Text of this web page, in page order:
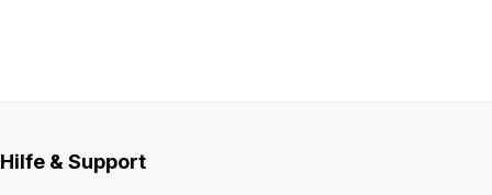
Hilfe & Support